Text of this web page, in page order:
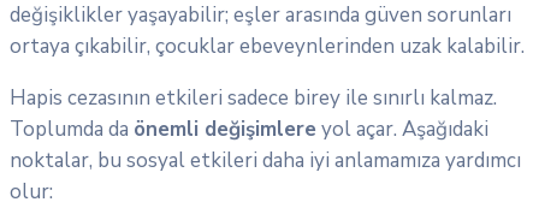
değişiklikler yaşayabilir; eşler arasında güven sorunları
ortaya çıkabilir, çocuklar ebeveynlerinden uzak kalabilir.
Hapis cezasının etkileri sadece birey ile sınırlı kalmaz.
Toplumda da önemli değişimlere yol açar. Aşağıdaki
noktalar, bu sosyal etkileri daha iyi anlamamıza yardımcı
olur: